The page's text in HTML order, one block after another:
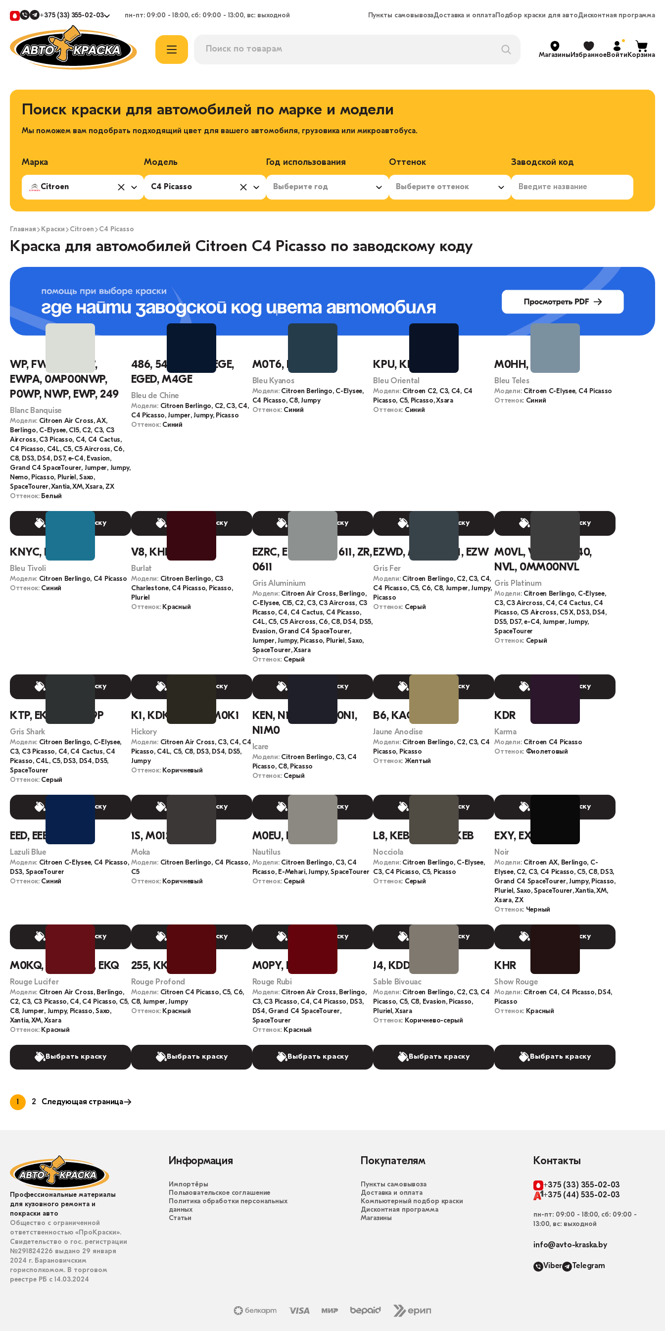
+375 (33) 355-02-03 пн-пт: 09:00 - 18:00, сб: 09:00 - 13:00, вс: выходной Пункты самовывозаДоставка и оплатаПодбор краски для автоДисконтная программа
МагазиныИзбранноеВойтиКорзина
Поиск краски для автомобилей по марке и модели
Мы поможем вам подобрать подходящий цвет для вашего автомобиля, грузовика или микроавтобуса.
Марка
Citroen
Модель
C4 Picasso
Год использования
Выберите год
Оттенок
Выберите оттенок
Заводской код
Главная Краски Citroen C4 Picasso
Краска для автомобилей Citroen C4 Picasso по заводскому коду
WP, FWP, 1160507,
EWPA, 0MP00NWP,
P0WP, NWP, EWP, 249
Blanc Banquise
Модели: Citroen Air Cross, AX,
Berlingo, C-Elysee, C15, C2, C3, C3
Aircross, C3 Picasso, C4, C4 Cactus,
C4 Picasso, C4L, C5, C5 Aircross, C6,
C8, DS3, DS4, DS7, e-C4, Evasion,
Grand C4 SpaceTourer, Jumper, Jumpy,
Nemo, Picasso, Pluriel, Saxo,
SpaceTourer, Xantia, XM, Xsara, ZX
Оттенок: Белый
Выбрать краску
486, 547, M0GE, EGE,
EGED, M4GE
Bleu de Chine
Модели: Citroen Berlingo, C2, C3, C4,
C4 Picasso, Jumper, Jumpy, Picasso
Оттенок: Синий
Выбрать краску
M0T6, KGQ
Bleu Kyanos
Модели: Citroen Berlingo, C-Elysee,
C4 Picasso, C8, Jumpy
Оттенок: Синий
Выбрать краску
KPU, KPUD
Bleu Oriental
Модели: Citroen C2, C3, C4, C4
Picasso, C5, Picasso, Xsara
Оттенок: Синий
Выбрать краску
M0HH, EHH
Bleu Teles
Модели: Citroen C-Elysee, C4 Picasso
Оттенок: Синий
Выбрать краску
KNYC, KNY
Bleu Tivoli
Модели: Citroen Berlingo, C4 Picasso
Оттенок: Синий
Выбрать краску
V8, KHL, M0V8
Burlat
Модели: Citroen Berlingo, C3
Charlestone, C4 Picasso, Picasso,
Pluriel
Оттенок: Красный
Выбрать краску
EZRC, EZR, M0ZR, 611, ZR,
0611
Gris Aluminium
Модели: Citroen Air Cross, Berlingo,
C-Elysee, C15, C2, C3, C3 Aircross, C3
Picasso, C4, C4 Cactus, C4 Picasso,
C4L, C5, C5 Aircross, C6, C8, DS4, DS5,
Evasion, Grand C4 SpaceTourer,
Jumper, Jumpy, Picasso, Pluriel, Saxo,
SpaceTourer, Xsara
Оттенок: Серый
Выбрать краску
EZWD, M0ZW, 691, EZW
Gris Fer
Модели: Citroen Berlingo, C2, C3, C4,
C4 Picasso, C5, C6, C8, Jumper, Jumpy,
Picasso
Оттенок: Серый
Выбрать краску
M0VL, VL, EVL, G40,
NVL, 0MM00NVL
Gris Platinum
Модели: Citroen Berlingo, C-Elysee,
C3, C3 Aircross, C4, C4 Cactus, C4
Picasso, C5 Aircross, C5 X, DS3, DS4,
DS5, DS7, e-C4, Jumper, Jumpy,
SpaceTourer
Оттенок: Серый
Выбрать краску
KTP, EKT, 9P, M09P
Gris Shark
Модели: Citroen Berlingo, C-Elysee,
C3, C3 Picasso, C4, C4 Cactus, C4
Picasso, C4L, C5, DS3, DS4, DS5,
SpaceTourer
Оттенок: Серый
Выбрать краску
K1, KDK, M0KQ, M0K1
Hickory
Модели: Citroen Air Cross, C3, C4, C4
Picasso, C4L, C5, C8, DS3, DS4, DS5,
Jumpy
Оттенок: Коричневый
Выбрать краску
KEN, N1, KENC, M0N1,
N1M0
Icare
Модели: Citroen Berlingo, C3, C4
Picasso, C8, Picasso
Оттенок: Серый
Выбрать краску
B6, KAQ
Jaune Anodise
Модели: Citroen Berlingo, C2, C3, C4
Picasso, Picasso
Оттенок: Желтый
Выбрать краску
KDR
Karma
Модели: Citroen C4 Picasso
Оттенок: Фиолетовый
Выбрать краску
EED, EEB, M0EB
Lazuli Blue
Модели: Citroen C-Elysee, C4 Picasso,
DS3, SpaceTourer
Оттенок: Синий
Выбрать краску
1S, M01S, KKS
Moka
Модели: Citroen Berlingo, C4 Picasso,
C5
Оттенок: Коричневый
Выбрать краску
M0EU, EEU
Nautilus
Модели: Citroen Berlingo, C3, C4
Picasso, E-Mehari, Jumpy, SpaceTourer
Оттенок: Серый
Выбрать краску
L8, KEBC, M0L8, KEB
Nocciola
Модели: Citroen Berlingo, C-Elysee,
C3, C4 Picasso, C5, Picasso
Оттенок: Серый
Выбрать краску
EXY, EXYB, P0XY
Noir
Модели: Citroen AX, Berlingo, C-
Elysee, C2, C3, C4 Picasso, C5, C8, DS3,
Grand C4 SpaceTourer, Jumpy, Picasso,
Pluriel, Saxo, SpaceTourer, Xantia, XM,
Xsara, ZX
Оттенок: Черный
Выбрать краску
M0KQ, EKQD, KQ, EKQ
Rouge Lucifer
Модели: Citroen Air Cross, Berlingo,
C2, C3, C3 Picasso, C4, C4 Picasso, C5,
C8, Jumper, Jumpy, Picasso, Saxo,
Xantia, XM, Xsara
Оттенок: Красный
Выбрать краску
255, KKQ, M01Q
Rouge Profond
Модели: Citroen C4 Picasso, C5, C6,
C8, Jumper, Jumpy
Оттенок: Красный
Выбрать краску
M0PY, EPY
Rouge Rubi
Модели: Citroen Air Cross, Berlingo,
C3, C3 Picasso, C4, C4 Picasso, DS3,
DS4, Grand C4 SpaceTourer,
SpaceTourer
Оттенок: Красный
Выбрать краску
J4, KDDC, KDD
Sable Bivouac
Модели: Citroen Berlingo, C2, C3, C4
Picasso, C5, C8, Evasion, Picasso,
Pluriel, Xsara
Оттенок: Коричнево-серый
Выбрать краску
KHR
Show Rouge
Модели: Citroen C4, C4 Picasso, DS4,
Picasso
Оттенок: Красный
Выбрать краску
1 2 Следующая страница
Профессиональные материалы
для кузовного ремонта и
покраски авто
Общество с ограниченной
ответственностью «ПроКраски».
Свидетельство о гос. регистрации
№291824226 выдано 29 января
2024 г. Барановичским
горисполкомом. В торговом
реестре РБ с 14.03.2024
Информация
Импортёры
Пользовательское соглашение
Политика обработки персональных
данных
Статьи
Покупателям
Пункты самовывоза
Доставка и оплата
Компьютерный подбор краски
Дисконтная программа
Магазины
Контакты
+375 (33) 355-02-03
+375 (44) 535-02-03
пн-пт: 09:00 - 18:00, сб: 09:00 -
13:00, вс: выходной
info@avto-kraska.by
Viber Telegram